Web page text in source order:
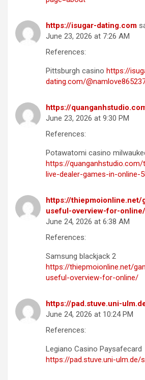
https://isugar-dating.com
June 23, 2026 at 7:26 AM
References:
Pittsburgh casino https://
dating.com/
https://
June 23, 2026 at 9:30 PM
References:
Potawatomi casino
https://
live-dealer-games-in-online-
https://thiepmoionline.net/
useful-overview-for-online/
June 24, 2026 at 6:38 AM
References:
Samsung blackjack 2
https://thiepmoionline.net/
useful-overview-for-online/
https://pad.stuve.uni-
June 24, 2026 at 10:24 PM
References:
Legiano Casino Paysafecard
https://pad.stuve.uni-ulm.de/